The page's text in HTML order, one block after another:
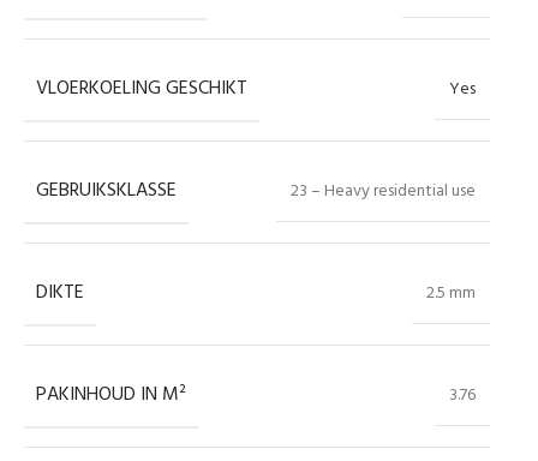
VLOERKOELING GESCHIKT Yes
GEBRUIKSKLASSE 23 – Heavy residential use
DIKTE 2.5 mm
PAKINHOUD IN M² 3.76